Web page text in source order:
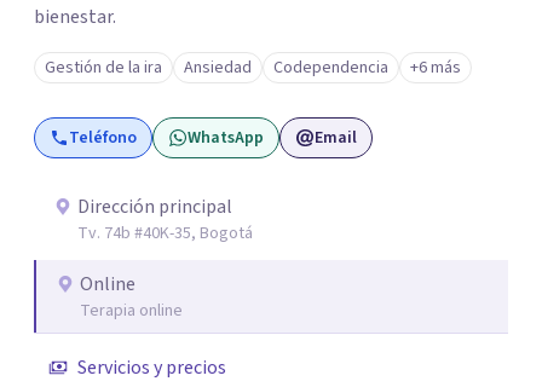
bienestar.
Gestión de la ira Ansiedad Codependencia +6 más
Teléfono WhatsApp Email
Dirección principal
Tv. 74b #40K-35, Bogotá
Online
Terapia online
Servicios y precios